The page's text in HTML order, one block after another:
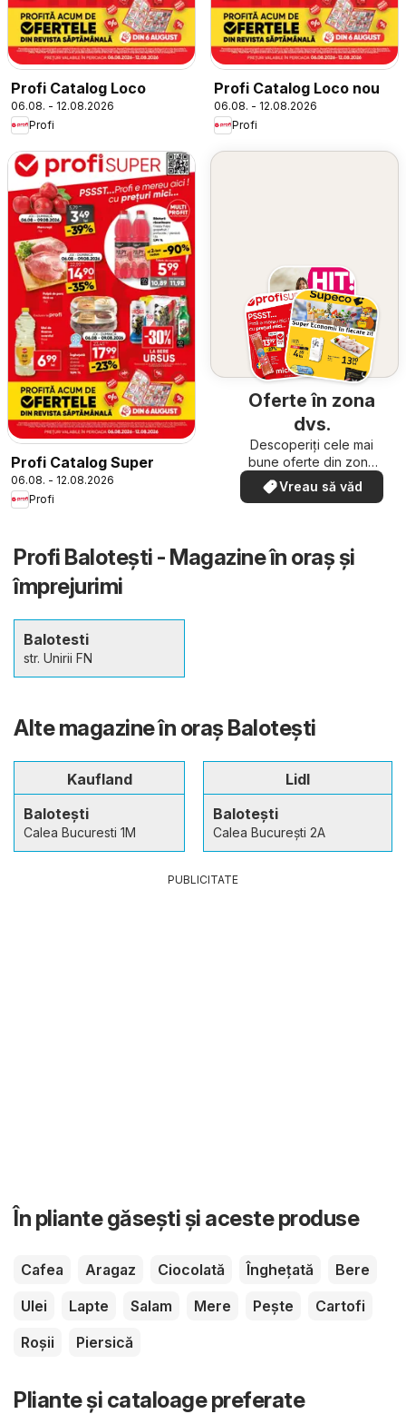
Profi Catalog Loco
06.08. - 12.08.2026
Profi
Profi Catalog Loco nou
06.08. - 12.08.2026
Profi
Profi Catalog Super
06.08. - 12.08.2026
Profi
Oferte în zona
dvs.
Descoperiți cele mai
bune oferte din zona
dumneavoastră
Vreau să văd
Profi Baloteşti - Magazine în oraş şi
împrejurimi
Balotesti
str. Unirii FN
Alte magazine în oraş Baloteşti
Kaufland
Baloteşti
Calea Bucuresti 1M
Lidl
Balotești
Calea București 2A
PUBLICITATE
În pliante găsești și aceste produse
Cafea Aragaz Ciocolată Înghețată
Bere
Ulei
Lapte Salam Mere Pește
Cartofi
Roșii
Piersică
Pliante și cataloage preferate